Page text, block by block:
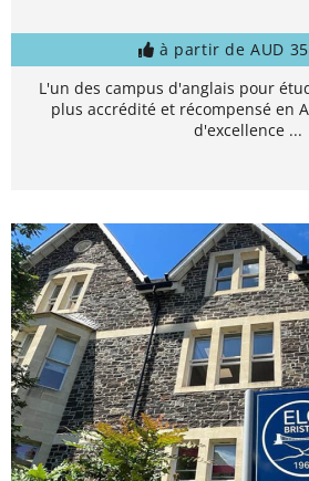
à partir de AUD
L'un des campus d'anglais pour
plus accrédité et récompensé en
d'excellence ...